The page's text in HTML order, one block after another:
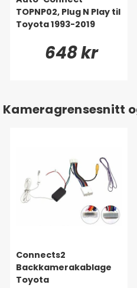
TOPNP02, Plug N Play til
Toyota 1993-2019
648 kr
Kameragrensesnitt
Connects2
Backkamerakablage
Toyota